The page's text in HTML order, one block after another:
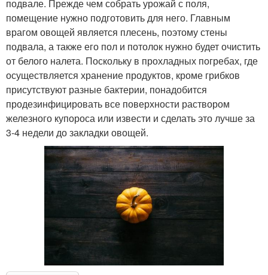
подвале. Прежде чем собрать урожай с поля,
помещение нужно подготовить для него. Главным
врагом овощей является плесень, поэтому стены
подвала, а также его пол и потолок нужно будет очистить
от белого налета. Поскольку в прохладных погребах, где
осуществляется хранение продуктов, кроме грибков
присутствуют разные бактерии, понадобится
продезинфицировать все поверхности раствором
железного купороса или извести и сделать это лучше за
3-4 недели до закладки овощей.